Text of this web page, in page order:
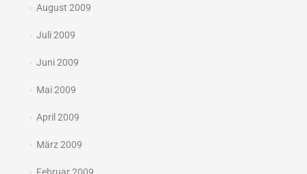
August 2009
Juli 2009
Juni 2009
Mai 2009
April 2009
März 2009